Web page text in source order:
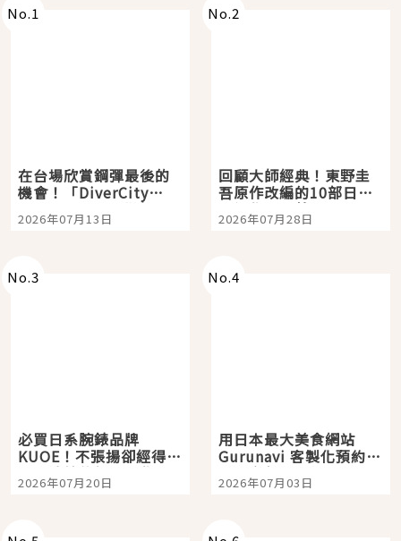
No.1
在台場欣賞鋼彈最後的
機會！「DiverCity
Tokyo Plaza」搭船、
購物、美食及夜景，一
2026年07月13日
No.2
回顧大師經典！東野圭
吾原作改編的10部日本
影視作品推薦
2026年07月28日
No.3
必買日系腕錶品牌
KUOE！不張揚卻經得起
時間洗鍊的經典之作五
選
2026年07月20日
No.4
用日本最大美食網站
Gurunavi 客製化預約九
大都市餐廳，打造專屬
美食體驗！
2026年07月03日